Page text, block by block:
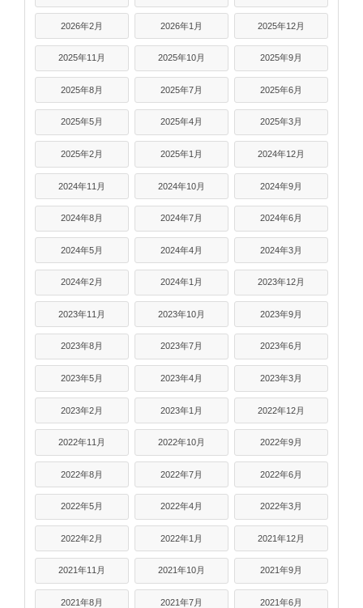
2026年2月 2026年1月 2025年12月
2025年11月 2025年10月 2025年9月
2025年8月 2025年7月 2025年6月
2025年5月 2025年4月 2025年3月
2025年2月 2025年1月 2024年12月
2024年11月 2024年10月 2024年9月
2024年8月 2024年7月 2024年6月
2024年5月 2024年4月 2024年3月
2024年2月 2024年1月 2023年12月
2023年11月 2023年10月 2023年9月
2023年8月 2023年7月 2023年6月
2023年5月 2023年4月 2023年3月
2023年2月 2023年1月 2022年12月
2022年11月 2022年10月 2022年9月
2022年8月 2022年7月 2022年6月
2022年5月 2022年4月 2022年3月
2022年2月 2022年1月 2021年12月
2021年11月 2021年10月 2021年9月
2021年8月 2021年7月 2021年6月